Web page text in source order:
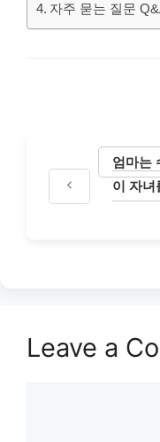
자주 묻는 질문
엄마는
이 자녀
Leave a